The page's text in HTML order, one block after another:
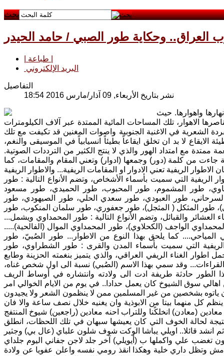
بحث
العراق.. وحكاية طور الصبي / حامد الحيدر
البريد الإلكتروني
التفاصيل
نشر بتاريخ الأربعاء, 09 آذار/مارس 2016 18:54
واهوارها. حيث
الاهوار، تلك المساحات المائية الممتدة عبر آلاف الكيلومترات
الشعرية في الاغنية الجنوبية واصوات المغنين قد تكيفت مع تلك
الايقاع لا بد ان تخلق ايقاعاً بطيئاً انسيابياً في الموسيقى والنغم،
مع امتداد الهور والذي لا ينتج الكثير من الترددات الصوتية.
من كلمة (دور) وجمعها (ادوار) وتعني المقام والمقامات، كما
الريفية تعني الادوار او المقامات الريفية... والاطوار الريفية
الريفية التي سميت بأسماء الأشخاص، وتضم الأنواع التالية : طور
طور المشموم، طور المحبوب، طور الحميدي، طور مسعود
طور العبودي، طور سعدي الحلي، طور الصيهودي، طور
طور المثكل ( المثجل)، طور جعفوري، طور سلمان المنكوب، طور
والقبائل، وتضم الأنواع التالية : طور المحمداوي ويشمل...
الواجف (الكحلاوي)، طور المحمداوي الموال (الفالحية).....
المياحي.... كما يلحق بهذا النوع من الاطوار... طور الصُبيّ، طور
التي سميت بأسماء المدن والقرى : طور الشطراوي، طور
الغناء الريفي العراقي، والذي يتميز بنغمته الحزينة وطابع
القراءات... وقد سمي بهذا الاسم (الصُبي) نسبة الى اول شخص غناه،
الطور حادثة طريفة ادت الى ولادته وانتشاره في أوساط الريف
سوق الشيوخ كان يعمل حدادا.. في يوم من الايام الخوالي امر
ياتوه بشخصين من غير المسلمين ممن لا ينظمون الشعر ولا يجيدون
كل منهما بيتا من الابوذية وان يغنيه خلال نصف ساعة والا فان
(معادن) انخلكًنا وللتراب احنه معادين (راجعين) شيوخ المنتفج
لحالة الخوف التي كان يعيشها سبهان في تلك اللحظات، انطلق
انشد قائلا.. اويلي يباشا الوكت شوف شلون علباي (عال بي) وجثير
تغضب علي واكملها ب (أيويلي) آخر جلد لاجن جفاني اليوم جلداي
وتظل داري خلية وهكذا انقذ رومي نفسه واعلن عفويا عن ولادة